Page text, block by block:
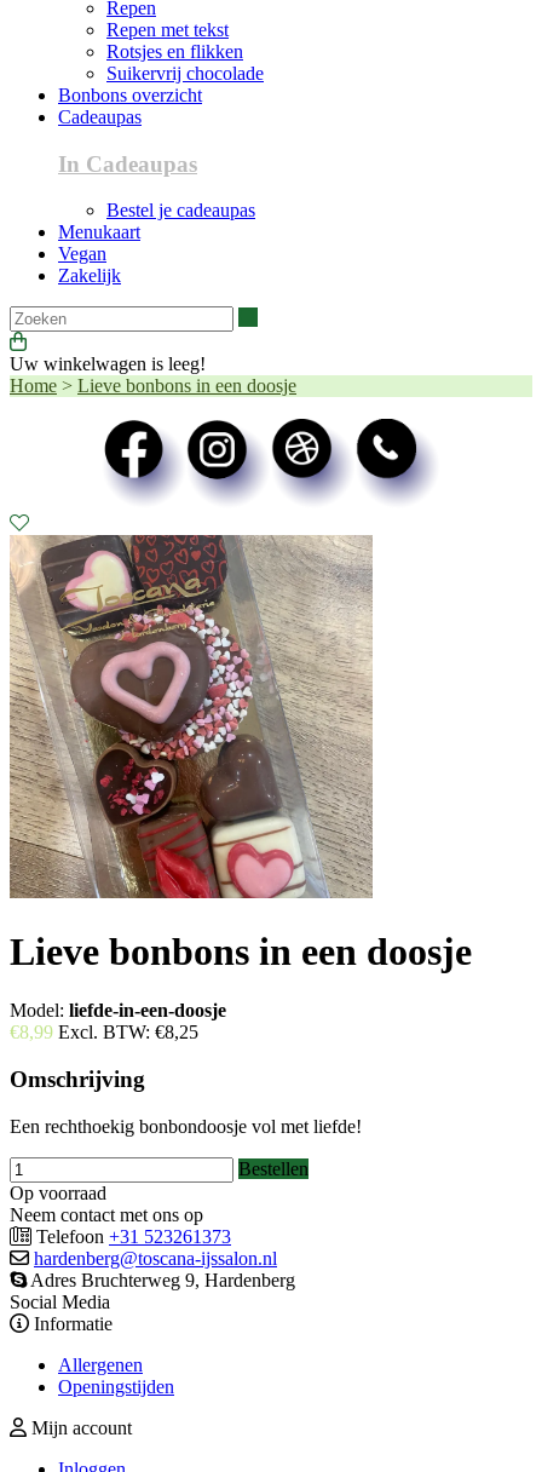
Repen
Repen met tekst
Rotsjes en flikken
Suikervrij chocolade
Bonbons overzicht
Cadeaupas
In Cadeaupas
Bestel je cadeaupas
Menukaart
Vegan
Zakelijk
Uw winkelwagen is leeg!
Home > Lieve bonbons in een doosje
Lieve bonbons in een doosje
Model: liefde-in-een-doosje
€8,99 Excl. BTW: €8,25
Omschrijving
Een rechthoekig bonbondoosje vol met liefde!
Bestellen
Op voorraad
Neem contact met ons op
Telefoon +31 523261373
hardenberg@toscana-ijssalon.nl
Adres Bruchterweg 9, Hardenberg
Social Media
Informatie
Allergenen
Openingstijden
Mijn account